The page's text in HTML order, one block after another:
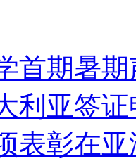
首期暑
利亚签
表彰在